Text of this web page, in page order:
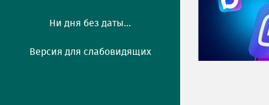
Ни дня без даты...
Версия для слабовидящих